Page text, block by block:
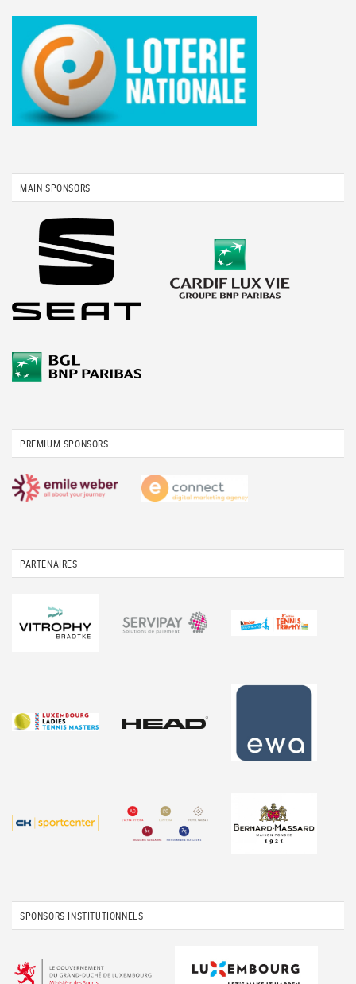
MAIN SPONSORS
PREMIUM SPONSORS
PARTENAIRES
SPONSORS INSTITUTIONNELS